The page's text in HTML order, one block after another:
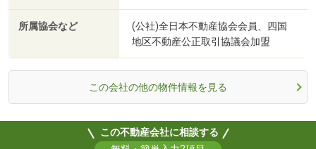
所属協会など
(公社)全日本不動産協会会員、四国
地区不動産公正取引協議会加盟
この会社の他の物件情報を見る
この不動産会社に相談する